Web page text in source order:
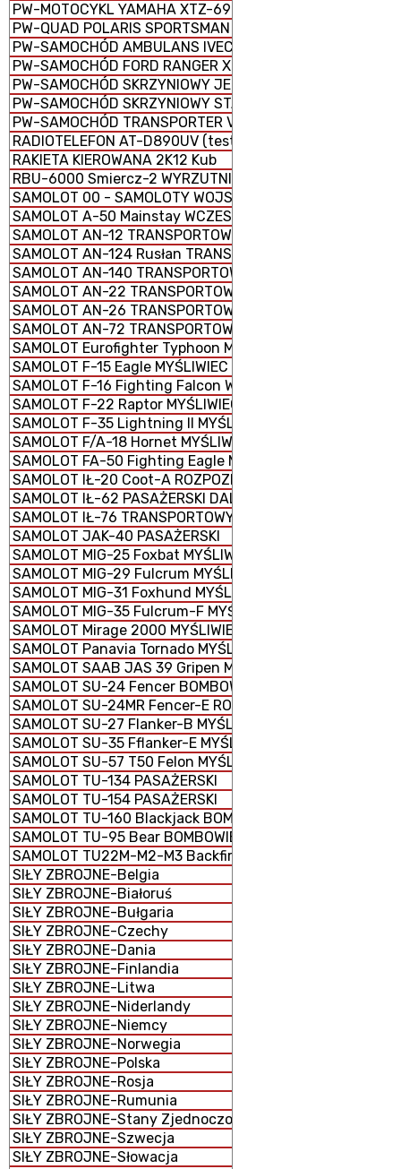
PW-MOTOCYKL YAMAHA XTZ-690
PW-QUAD POLARIS SPORTSMAN SPM 1000 E
PW-SAMOCHÓD AMBULANS IVECO 70W18EIII
PW-SAMOCHÓD FORD RANGER XLT
PW-SAMOCHÓD SKRZYNIOWY JELCZ TYP 442.32
PW-SAMOCHÓD SKRZYNIOWY STAR 266 M2
PW-SAMOCHÓD TRANSPORTER VW T6
RADIOTELEFON AT-D890UV (testowa)
RAKIETA KIEROWANA 2K12 Kub
RBU-6000 Smiercz-2 WYRZUTNIA RAKIETOWYCH BOMB
SAMOLOT 00 - SAMOLOTY WOJSKOWE
SAMOLOT A-50 Mainstay WCZESNEGO WYKRYWANIA I
SAMOLOT AN-12 TRANSPORTOWY
SAMOLOT AN-124 Rusłan TRANSPORTOWY
SAMOLOT AN-140 TRANSPORTOWY KRÓTKIEGO ZASIĘGU
SAMOLOT AN-22 TRANSPORTOWY CIĘŻKI
SAMOLOT AN-26 TRANSPORTOWY LEKKI
SAMOLOT AN-72 TRANSPORTOWY LEKKI
SAMOLOT Eurofighter Typhoon MYŚLIWIEC
SAMOLOT F-15 Eagle MYŚLIWIEC PRZEWAGI POWIETRZNEJ
SAMOLOT F-16 Fighting Falcon WIELOZADANIOWY
SAMOLOT F-22 Raptor MYŚLIWIEC PRZEWAGI
SAMOLOT F-35 Lightning II MYŚLIWIEC WIELOZADANIOWY
SAMOLOT F/A-18 Hornet MYŚLIWIEC WIELOZADANIOWY
SAMOLOT FA-50 Fighting Eagle MYŚLIWIEC
SAMOLOT IŁ-20 Coot-A ROZPOZNAWCZY
SAMOLOT IŁ-62 PASAŻERSKI DALEKIEGO ZASIĘGU
SAMOLOT IŁ-76 TRANSPORTOWY TAKTYCZNY
SAMOLOT JAK-40 PASAŻERSKI
SAMOLOT MIG-25 Foxbat MYŚLIWIEC
SAMOLOT MIG-29 Fulcrum MYŚLIWIEC
SAMOLOT MIG-31 Foxhund MYŚLIWIEC
SAMOLOT MIG-35 Fulcrum-F MYŚLIWIEC
SAMOLOT Mirage 2000 MYŚLIWIEC WIELOZADANIOWY
SAMOLOT Panavia Tornado MYŚLIWSKO-BOMBOWY
SAMOLOT SAAB JAS 39 Gripen MYŚLIWIEC
SAMOLOT SU-24 Fencer BOMBOWIEC
SAMOLOT SU-24MR Fencer-E ROZPOZNAWCZY
SAMOLOT SU-27 Flanker-B MYŚLIWIEC
SAMOLOT SU-35 Fflanker-E MYŚLIWIEC
SAMOLOT SU-57 T50 Felon MYŚLIWIEC
SAMOLOT TU-134 PASAŻERSKI
SAMOLOT TU-154 PASAŻERSKI
SAMOLOT TU-160 Blackjack BOMBOWIEC STRATEGICZNY
SAMOLOT TU-95 Bear BOMBOWIEC STRATEGICZNY
SAMOLOT TU22M-M2-M3 Backfire BOMBOWIEC
SIŁY ZBROJNE-Belgia
SIŁY ZBROJNE-Białoruś
SIŁY ZBROJNE-Bułgaria
SIŁY ZBROJNE-Czechy
SIŁY ZBROJNE-Dania
SIŁY ZBROJNE-Finlandia
SIŁY ZBROJNE-Litwa
SIŁY ZBROJNE-Niderlandy
SIŁY ZBROJNE-Niemcy
SIŁY ZBROJNE-Norwegia
SIŁY ZBROJNE-Polska
SIŁY ZBROJNE-Rosja
SIŁY ZBROJNE-Rumunia
SIŁY ZBROJNE-Stany Zjednoczone
SIŁY ZBROJNE-Szwecja
SIŁY ZBROJNE-Słowacja